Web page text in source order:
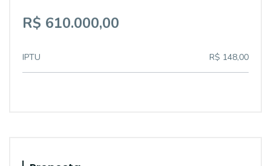
R$ 610.000,00
IPTU R$ 148,00